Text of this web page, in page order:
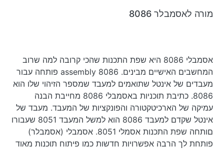
מורה לאסמבלר 8086
אסמבלי 8086 היא שפת התכנות שהכי קרובה למה שרוב
המחשבים האישיים מבינים. assembly 8086 פותחה עבור
מעבדים של אינטל שתואמים למעבד שמספר הזיהוי שלו הוא
8086. כתיבת תוכניות באסמבלי 8086 מחייבת הבנה
עמיקה של הארכיטקטורה והפונקציות של המעבד. מעבד של
אינטל שקדם למעבד 8086 הוא למשל המעבד 8051 שעבורו
םותחה שפת התכנות אסמלי 8051. אסמבלי (אסמבלר)
פותחת לך הרבה אפשרויות חדשות כמו פיתוח תוכנות מאוד